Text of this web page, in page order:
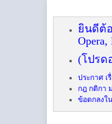
ยินดีต้
Opera,
(โปรด
ประกาศ เ
กฎ กติกา
ข้อตกลงใ